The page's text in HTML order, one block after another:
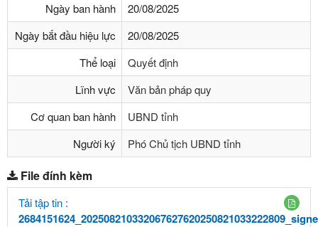
Ngày ban hành
20/08/2025
Ngày bắt đầu hiệu lực
20/08/2025
Thể loại
Quyết định
Lĩnh vực
Văn bản pháp quy
Cơ quan ban hành
UBND tỉnh
Người ký
Phó Chủ tịch UBND tỉnh
File đính kèm
Tải tập tin :